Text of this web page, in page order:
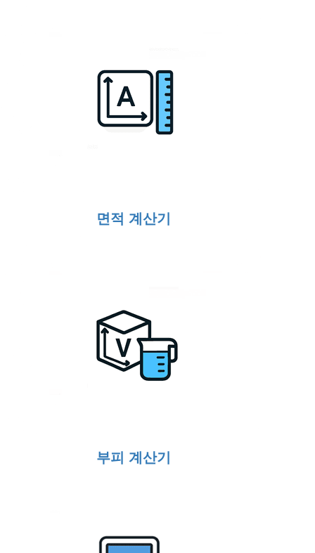
면적 계산기
부피 계산기